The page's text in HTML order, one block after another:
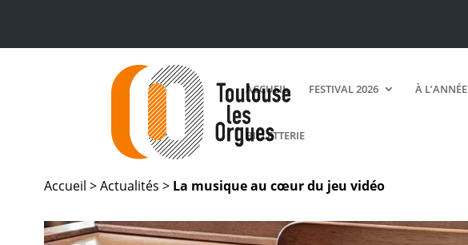
ACCUEIL FESTIVAL 2026 À L’ANNÉE
BILLETTERIE
Accueil >Actualités > La musique au cœur du jeu vidéo